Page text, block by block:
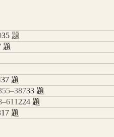
35題
題
37 題
–38733 題
–611 224題
17 題